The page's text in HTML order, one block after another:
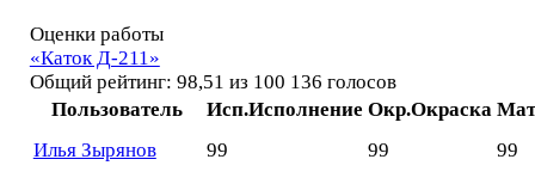
Оценки работы
«Каток Д-211»
Общий рейтинг: 98,51 из 100 136 голосов
Пользователь
Исп.Исполнение Окр.Окраска
Илья Зырянов
99 99 99